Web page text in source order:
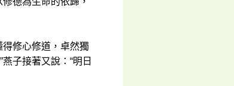
修心修道，卓然獨
子接著又說：“明日